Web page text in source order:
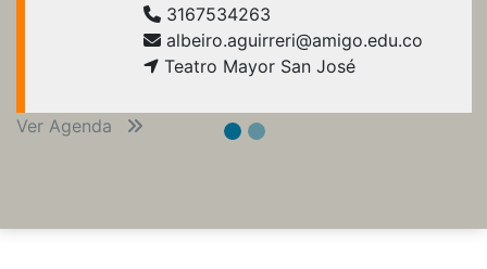
3167534263
albeiro.aguirreri@amigo.edu.co
Teatro Mayor San José
Ver Agenda